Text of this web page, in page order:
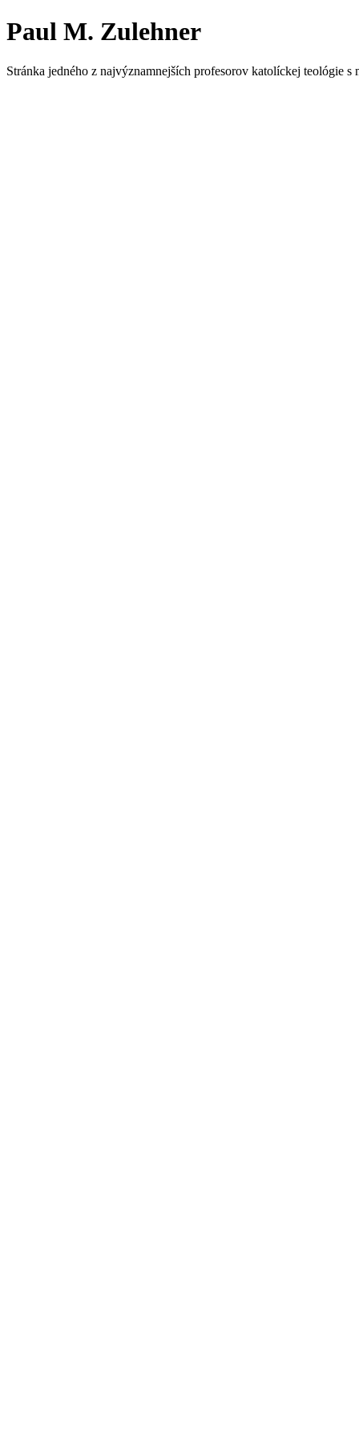
Paul M. Zulehner
Stránka jedného z najvýznamnejších profesorov katolíckej teológie